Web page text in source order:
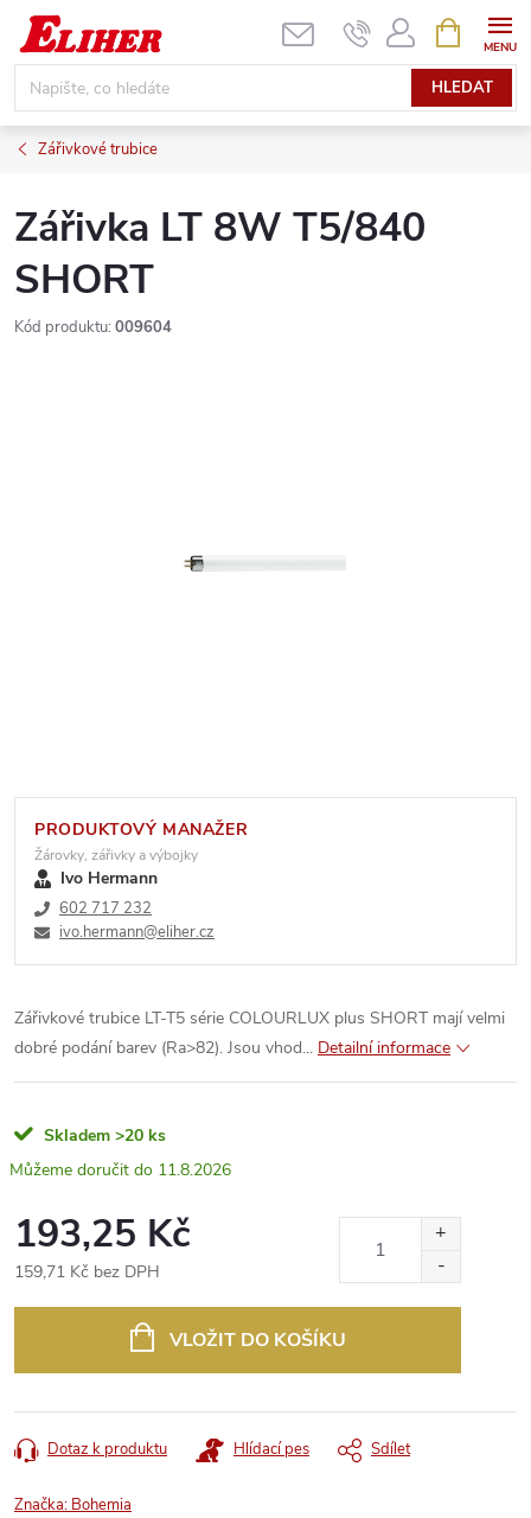
Přejít
obsah
HLEDAT
NÁKUPNÍ
KOŠÍK
Zářivkové trubice
Zářivka LT 8W T5/840
SHORT
Kód produktu: 009604
PRODUKTOVÝ MANAŽER
Žárovky, zářivky a výbojky
Ivo Hermann
602 717 232
ivo.hermann@eliher.cz
Zářivkové trubice LT-T5 série COLOURLUX plus SHORT mají velmi
dobré podání barev (Ra>82). Jsou vhod... Detailní informace
Skladem >20 ks
11.8.2026
193,25 Kč
159,71 Kč bez DPH
VLOŽIT DO KOŠÍKU
Dotaz k produktu Hlídací pes Sdílet
Značka: Bohemia